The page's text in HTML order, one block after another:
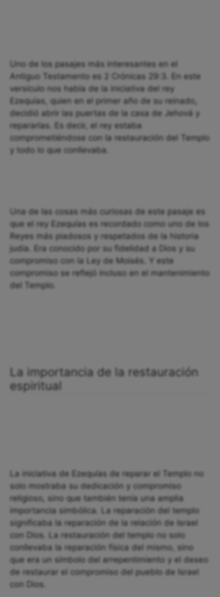
Uno de los pasajes más interesantes en el
Antiguo Testamento es 2 Crónicas 29:3. En este
versículo nos habla de la iniciativa del rey
Ezequías, quien en el primer año de su reinado,
decidió abrir las puertas de la casa de Jehová y
repararlas. Es decir, el rey estaba
comprometiéndose con la restauración del Templo
y todo lo que conllevaba.
Una de las cosas más curiosas de este pasaje es
que el rey Ezequías es recordado como uno de los
Reyes más piadosos y respetados de la historia
judía. Era conocido por su fidelidad a Dios y su
compromiso con la Ley de Moisés. Y este
compromiso se reflejó incluso en el mantenimiento
del Templo.
La importancia de la restauración
espiritual
La iniciativa de Ezequías de reparar el Templo no
solo mostraba su dedicación y compromiso
religioso, sino que también tenía una amplia
importancia simbólica. La reparación del templo
significaba la reparación de la relación de Israel
con Dios. La restauración del templo no solo
conllevaba la reparación física del mismo, sino
que era un símbolo del arrepentimiento y el deseo
de restaurar el compromiso del pueblo de Israel
con Dios.